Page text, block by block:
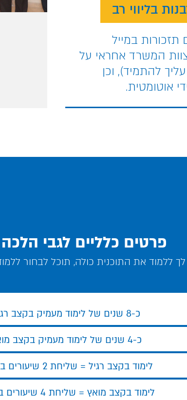
בליווי רב
במייל
המשרד אחראי על
להתמיד), וכן
אוטומטית.
פרטים כלליים לגבי הלכה
ללמוד את התוכנית כולה, תוכל לבחור
כ-8 שנים של לימוד מעמיק בקצב רגיל
כ-4 שנים של לימוד מעמיק בקצב מואץ
לימוד בקצב רגיל = שליחת 2 שיעורים בשבוע
לימוד בקצב מואץ = שליחת 4 שיעורים בשבוע